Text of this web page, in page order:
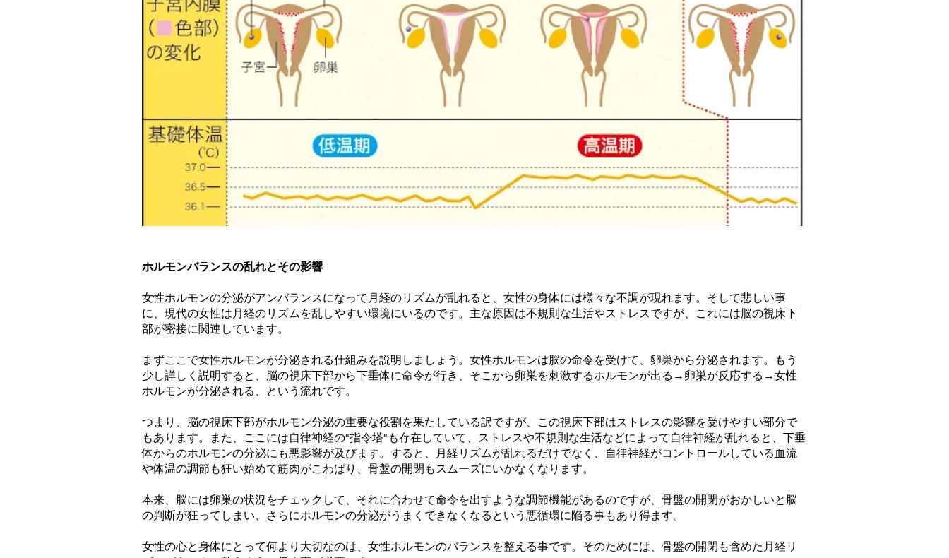
ホルモンバランスの乱れとその影響
女性ホルモンの分泌がアンバランスになって月経のリズムが乱れると、女性の身体には様々な不調が現れます。そして悲しい事
に、現代の女性は月経のリズムを乱しやすい環境にいるのです。主な原因は不規則な生活やストレスですが、これには脳の視床下
部が密接に関連しています。
まずここで女性ホルモンが分泌される仕組みを説明しましょう。女性ホルモンは脳の命令を受けて、卵巣から分泌されます。もう
少し詳しく説明すると、脳の視床下部から下垂体に命令が行き、そこから卵巣を刺激するホルモンが出る→卵巣が反応する→女性
ホルモンが分泌される、という流れです。
つまり、脳の視床下部がホルモン分泌の重要な役割を果たしている訳ですが、この視床下部はストレスの影響を受けやすい部分で
もあります。また、ここには自律神経の"指令塔"も存在していて、ストレスや不規則な生活などによって自律神経が乱れると、下垂
体からのホルモンの分泌にも悪影響が及びます。すると、月経リズムが乱れるだけでなく、自律神経がコントロールしている血流
や体温の調節も狂い始めて筋肉がこわばり、骨盤の開閉もスムーズにいかなくなります。
本来、脳には卵巣の状況をチェックして、それに合わせて命令を出すような調節機能があるのですが、骨盤の開閉がおかしいと脳
の判断が狂ってしまい、さらにホルモンの分泌がうまくできなくなるという悪循環に陥る事もあり得ます。
女性の心と身体にとって何より大切なのは、女性ホルモンのバランスを整える事です。そのためには、骨盤の開閉も含めた月経リ